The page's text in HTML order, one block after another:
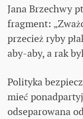
Jana Brzechwy
fragment:
przecież ryby
aby-aby, a rak
Polityka
mieć
odseparowana